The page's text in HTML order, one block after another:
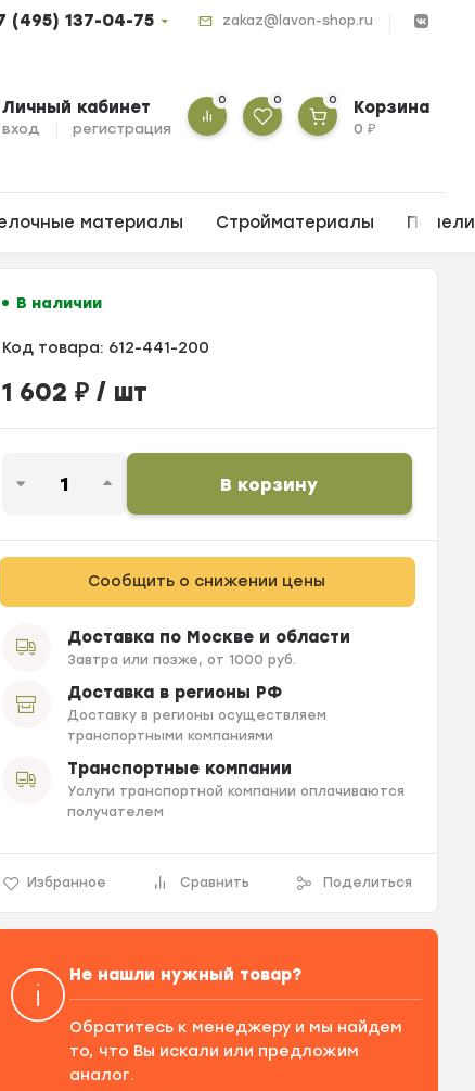
(495) 137-04-75 zakaz@lavon-shop.ru
Личный кабинет
вход регистрация
0 0 0 Корзина
0₽
материалы Стройматериалы
В наличии
Код товара: 612-441-200
1 602 ₽/ шт
В корзину
Сообщить о снижении цены
Доставка по Москве и области
Завтра или позже, от 1000 руб.
Доставка в регионы РФ
Доставку в регионы осуществляем
транспортными компаниями
Транспортные компании
Услуги транспортной компании оплачиваются
получателем
Избранное Сравнить Поделиться
Не нашли нужный товар?
Обратитесь к менеджеру и мы найдем
то, что Вы искали или предложим
аналог.